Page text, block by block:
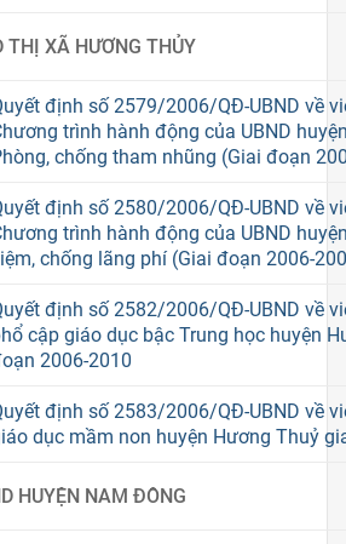
THỊ XÃ HƯƠNG THỦY
định số 2579/2006/QĐ-UBND về
trình hành động của UBND
chống tham nhũng (Giai đoạn
định số 2580/2006/QĐ-UBND về
trình hành động của UBND
chống lãng phí (Giai đoạn 2006-
định số 2582/2006/QĐ-UBND về
cập giáo dục bậc Trung học huyện
2006-2010
định số 2583/2006/QĐ-UBND về
dục mầm non huyện Hương Thuỷ
HUYỆN NAM ĐÔNG